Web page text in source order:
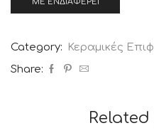
Category:
Κεραμικές
Share: